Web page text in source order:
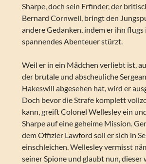
Sharpe, doch sein Erfinder, der
Bernard Cornwell, bringt den
andere Gedanken, indem er ihn flugs
spannendes Abenteuer stürzt.
Weil er in ein Mädchen verliebt ist,
der brutale und abscheuliche
Hakeswill abgesehen hat, wird er
Doch bevor die Strafe komplett
kann, greift Colonel Wellesley ein
Sharpe auf eine geheime Mission.
dem Offizier Lawford soll er sich in
einschleichen. Wellesley vermisst
seiner Spione und glaubt nun, dieser